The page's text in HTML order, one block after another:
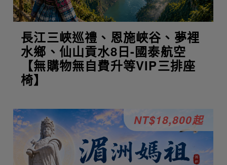
長江三峽巡禮、恩施峽谷、夢裡
水鄉、仙山貢水8日-國泰航空
【無購物無自費升等VIP三排座
椅】
NT$18,800起